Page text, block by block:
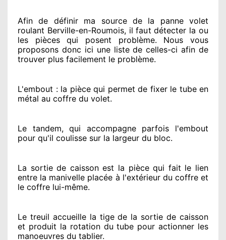
Afin de définir ma sourcede la panne volet
roulant Berville-en-Roumois, il faut détecter la ou
les pièces qui posent problème. Nous vous
proposons donc ici une liste de celles-ci afin de
trouver plus facilement le problème.
L'embout : la pièce qui permet de fixer le tube en
métal au coffre du volet.
Le tandem, qui accompagne parfois l'embout
pour qu'il coulisse sur la largeur du bloc.
La sortie de caisson est la pièce qui fait le lien
entre la manivelle placée à l'extérieurdu coffre et
le coffre lui-même.
Le treuil accueille la tige de la sortie de caisson
et produit la rotation du tube pour actionner les
manoeuvres du tablier.